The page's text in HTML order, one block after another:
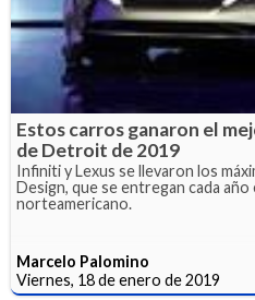
Estos carros ganaron el
de Detroit de 2019
Infiniti y Lexus se llevaron los
Design, que se entregan cada
norteamericano.
Marcelo Palomino
Viernes, 18 de enero de 2019